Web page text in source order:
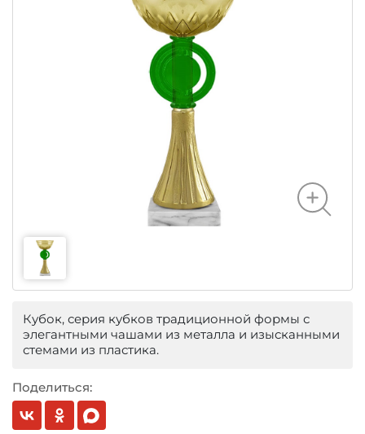
Кубок, серия кубков традиционной формы с
элегантными чашами из металла и изысканными
стемами из пластика.
Поделиться: